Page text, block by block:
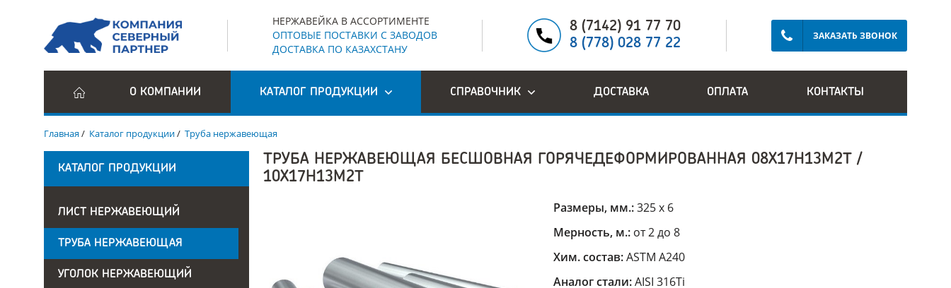
НЕРЖАВЕЙКА В АССОРТИМЕНТЕ
ОПТОВЫЕ ПОСТАВКИ С ЗАВОДОВ
ДОСТАВКА ПО КАЗАХСТАНУ
8 (7142) 91 77 70
8 (778) 028 77 22
ЗАКАЗАТЬ ЗВОНОК
О КОМПАНИИ КАТАЛОГ ПРОДУКЦИИ СПРАВОЧНИК ДОСТАВКА ОПЛАТА КОНТАКТЫ
Главная/ Каталог продукции/ Труба нержавеющая
КАТАЛОГ ПРОДУКЦИИ
ЛИСТ НЕРЖАВЕЮЩИЙ
ТРУБА НЕРЖАВЕЮЩАЯ
УГОЛОК НЕРЖАВЕЮЩИЙ
ТРУБА НЕРЖАВЕЮЩАЯ БЕСШОВНАЯ ГОРЯЧЕДЕФОРМИРОВАННАЯ 08Х17Н13М2Т /
10Х17Н13М2Т
Размеры, мм.:325 х 6
Мерность, м.: от 2 до 8
Хим. состав:ASTM A240
Аналог стали:AISI 316Ti